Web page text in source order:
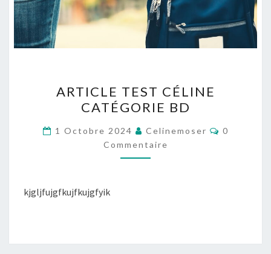
TEST
CÉLINE
CATÉGORIE
BD
ARTICLE TEST CÉLINE
CATÉGORIE BD
1 Octobre 2024 Celinemoser
0
Commentaire
kjgljfujgfkujfkujgfyik